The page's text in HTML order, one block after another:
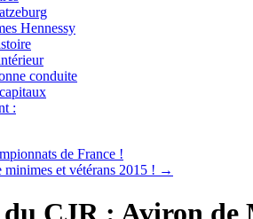
Hennessy
conduite
:
de France !
et vétérans 2015 ! →